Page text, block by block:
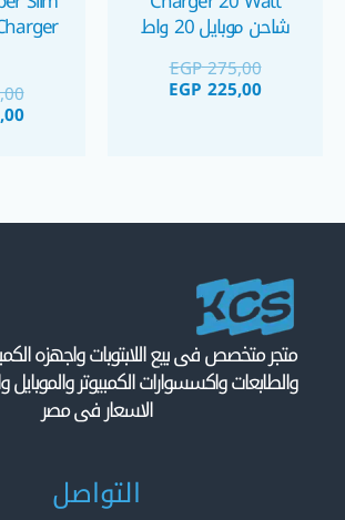
شاحن موبايل 20 واط
EGP275,00
EGP 225,00
متجر متخصص فى بيع اللابتوبات واجهزه
والطابعات واكسسوارات الكمبيوتر والموبايل
الاسعار فى مصر
التواصل